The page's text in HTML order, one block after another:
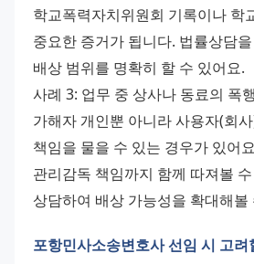
학교폭력자치위원회 기록이나 학
중요한 증거가 됩니다. 법률상담
배상 범위를 명확히 할 수 있어요.
사례 3: 업무 중 상사나 동료의 폭
가해자 개인뿐 아니라 사용자(회
책임을 물을 수 있는 경우가 있어
관리감독 책임까지 함께 따져볼
상담하여 배상 가능성을 확대해볼
포항민사소송변호사 선임 시 고려